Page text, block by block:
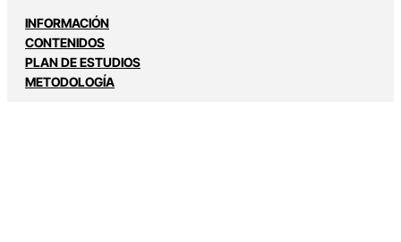
INFORMACIÓN
CONTENIDOS
PLAN DE ESTUDIOS
METODOLOGÍA